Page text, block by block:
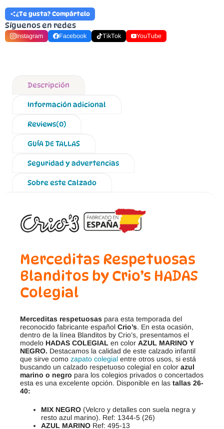
¿Te gusta? Compártelo
Síguenos en redes
Instagram Facebook TikTok YouTube
Descripción
Información adicional
Reviews(0)
GUÍA DE TALLAS
Seguridad y advertencias
Sobre este Calzado
Merceditas Respetuosas
Blanditos by Crio’s HADAS
Colegial
Merceditas respetuosas para esta temporada del
reconocido fabricante español Crio’s. En esta ocasión,
dentro de la línea Blanditos by Crio’s, presentamos el
modelo HADAS COLEGIAL en color AZUL MARINO Y
NEGRO. Destacamos la calidad de este calzado infantil
que sirve como zapato colegial entre otros usos, si está
buscando un calzado respetuoso colegial en color azul
marino o negro para los colegios privados o concertados
esta es una excelente opción. Disponible en las tallas 26-
40:
MIX NEGRO (Velcro y detalles con suela negra y
resto azul marino). Ref: 1344-5 (26)
AZUL MARINO Ref: 495-13